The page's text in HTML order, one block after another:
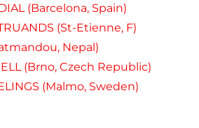
(Barcelona, Spain)
(St-Etienne, F)
Nepal)
(Brno, Czech Republic)
(Malmo, Sweden)